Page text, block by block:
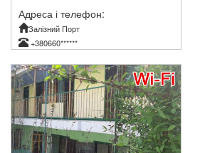
Адреса і телефон:
Залізний Порт
+380660******